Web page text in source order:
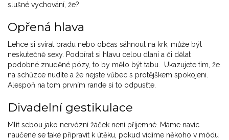
slušné vychování, že?
Opřená hlava
Lehce si svírat bradu nebo občas sáhnout na krk, může být
neskutečně sexy. Podpírat si hlavu celou dlaní a či dělat
podobné znuděné pózy, to by mělo být tabu. Ukazujete tím, že
na schůzce nudíte a že nejste vůbec s protějškem spokojeni.
Alespoň na tom prvním rande si to odpusťte.
Divadelní gestikulace
Mlít sebou jako nervózní žáček není příjemné. Máme navíc
naučené se také připravit k útěku, pokud vidíme někoho v módu